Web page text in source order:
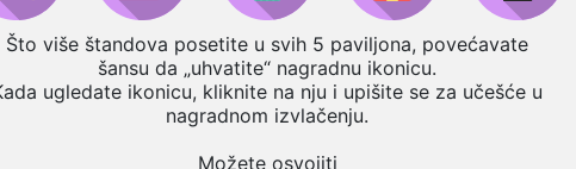
Što više štandova posetite u svih 5 paviljona, povećavate
šansu da „uhvatite“ nagradnu ikonicu.
ugledate ikonicu, kliknite na nju i upišite se za učešće u
nagradnom izvlačenju.
Možete osvojiti